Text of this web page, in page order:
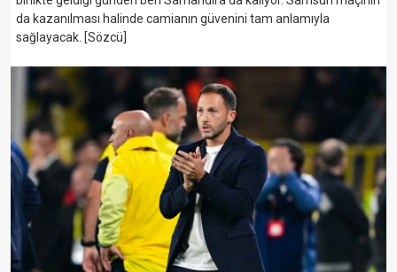
da kazanılması halinde camianın güvenini tam anlamıyla
sağlayacak. [Sözcü]